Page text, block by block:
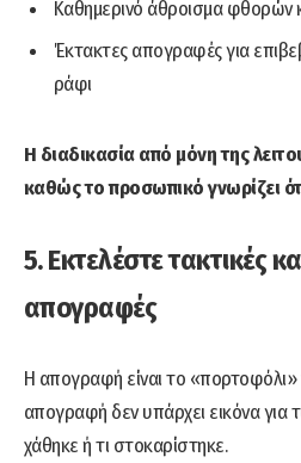
Καθημερινό άθροισμα φθορών
Έκτακτες απογραφές για
ράφι
Η διαδικασία από μόνη της
καθώς το προσωπικό γνωρίζει
5. Εκτελέστε τακτικές
απογραφές
Η απογραφή είναι το «πορτοφόλι»
απογραφή δεν υπάρχει εικόνα για
χάθηκε ή τι στοκαρίστηκε.